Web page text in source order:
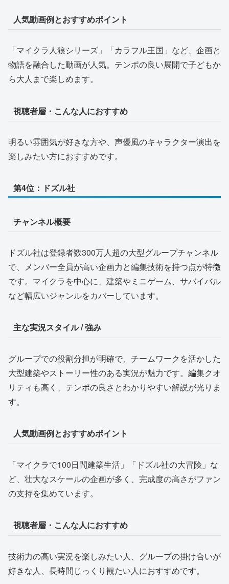
人気動画例とおすすめポイント
「マイクラ人狼シリーズ」「カラフル王国」など、企画と
物語を融合した動画が人気。テンポの良い展開で子どもか
ら大人まで楽しめます。
視聴者層・こんな人におすすめ
明るい雰囲気が好きな方や、声優風のキャラクター演出を
楽しみたい方におすすめです。
第4位：ドズル社
チャンネル概要
ドズル社は登録者数300万人超の大型グループチャンネル
で、メンバー全員が高い企画力と編集技術を持つ点が特徴
です。マイクラを中心に、建築やミニゲーム、サバイバル
など幅広いジャンルをカバーしています。
主な実況スタイル / 強み
グループでの役割分担が明確で、チームワークを活かした
大型建築やストーリー性のある実況が魅力です。編集クオ
リティも高く、テンポの良さとわかりやすい解説が光りま
す。
人気動画例とおすすめポイント
「マイクラで100日間建築生活」「ドズル社の大冒険」な
ど、壮大なスケールの企画が多く、完成度の高さがファン
の支持を集めています。
視聴者層・こんな人におすすめ
技術力の高い実況を楽しみたい人、グループの掛け合いが
好きな人、長時間じっくり観たい人におすすめです。